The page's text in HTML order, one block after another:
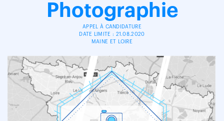
Photographie
APPEL À CANDIDATURE
DATE LIMITE : 21.08.2020
MAINE ET LOIRE